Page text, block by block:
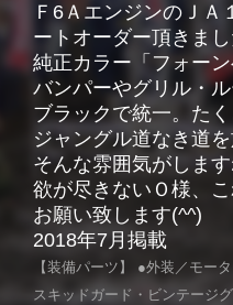
Ｆ6ＡエンジンのＪＡ
ートオーダー頂きま
純正カラー「フォー
バンパーやグリル・
ブラックで統一。た
ジャングル道なき道
そんな雰囲気がしま
欲が尽きないＯ様、
お願い致します(^^)
2018年7月掲載
【装備パーツ】 ●外装／モー
スキッドガード・ビンテージ